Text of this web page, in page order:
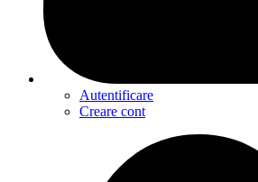
Autentificare
Creare cont